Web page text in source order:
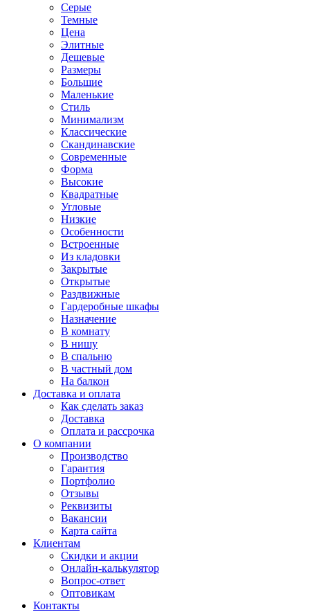
Серые
Темные
Цена
Элитные
Дешевые
Размеры
Большие
Маленькие
Стиль
Минимализм
Классические
Скандинавские
Современные
Форма
Высокие
Квадратные
Угловые
Низкие
Особенности
Встроенные
Из кладовки
Закрытые
Открытые
Раздвижные
Гардеробные шкафы
Назначение
В комнату
В нишу
В спальню
В частный дом
На балкон
Доставка и оплата
Как сделать заказ
Доставка
Оплата и рассрочка
О компании
Производство
Гарантия
Портфолио
Отзывы
Реквизиты
Вакансии
Карта сайта
Клиентам
Скидки и акции
Онлайн-калькулятор
Вопрос-ответ
Оптовикам
Контакты